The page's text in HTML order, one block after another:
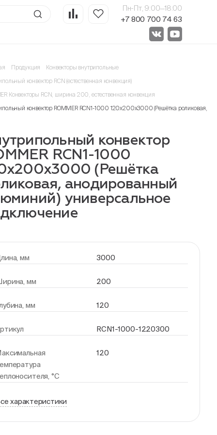
Пн-Пт, 9:00—18:00
+7 800 700 74 63
Продукция Конвекторы внутрипольные
конвектор RCN (естественная конвекция)
Конвекторы RCN, ширина 200, естественная конвекция
конвектор ROMMER RCN1-1000 120х200х3000 (Решётка роликовая,
конвектор
RCN1-1000
(Решётка
анодированный
универсальное
мм 3000
мм 200
мм 120
RCN1-1000-1220300
°С
120
характеристики